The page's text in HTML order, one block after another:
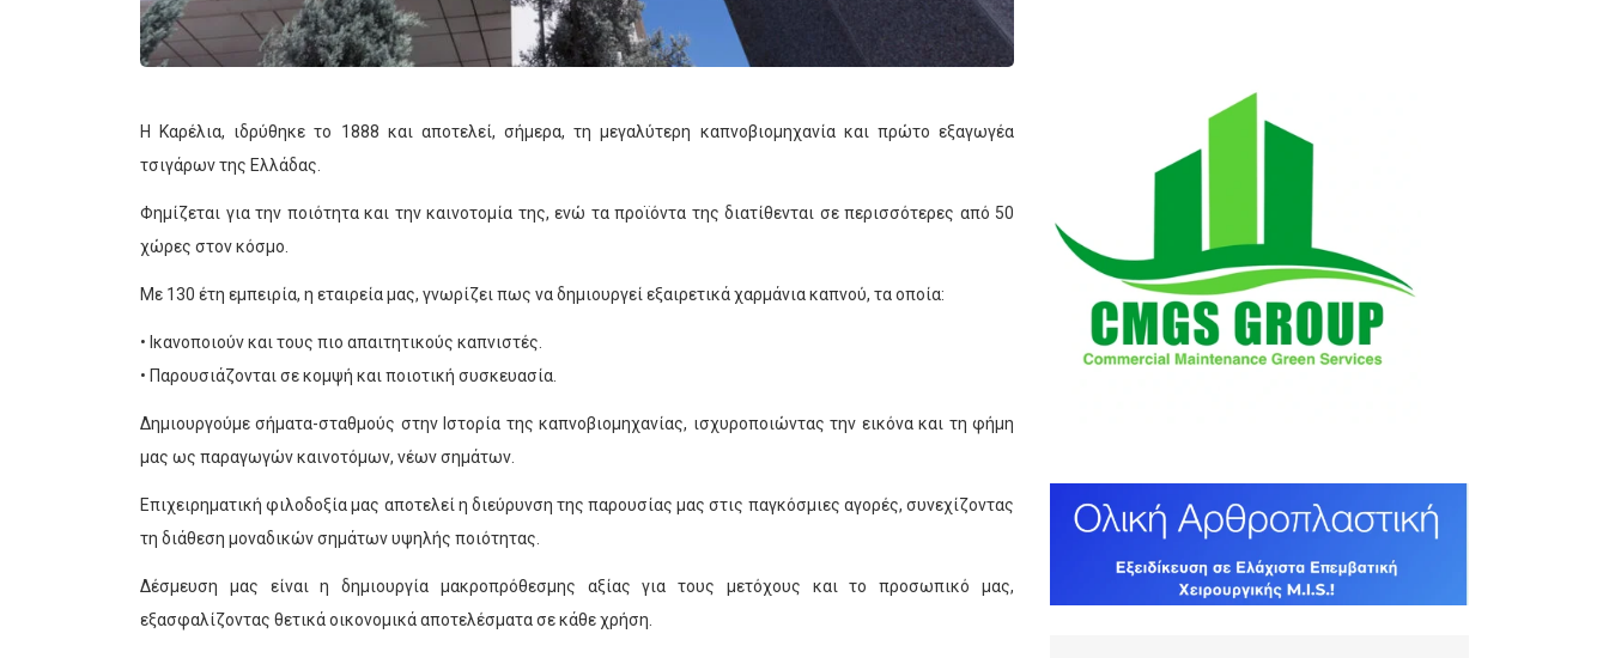
Η Καρέλια, ιδρύθηκε το 1888 και αποτελεί, σήμερα, τη μεγαλύτερη καπνοβιομηχανία και πρώτο εξαγωγέα
τσιγάρων της Ελλάδας.
Φημίζεται για την ποιότητα και την καινοτομία της, ενώ τα προϊόντα της διατίθενται σε περισσότερες από 50
χώρες στον κόσμο.
Με 130 έτη εμπειρία, η εταιρεία μας, γνωρίζει πως να δημιουργεί εξαιρετικά χαρμάνια καπνού, τα οποία:
• Ικανοποιούν και τους πιο απαιτητικούς καπνιστές.
• Παρουσιάζονται σε κομψή και ποιοτική συσκευασία.
Δημιουργούμε σήματα-σταθμούς στην Ιστορία της καπνοβιομηχανίας, ισχυροποιώντας την εικόνα και τη φήμη
μας ως παραγωγών καινοτόμων, νέων σημάτων.
Επιχειρηματική φιλοδοξία μας αποτελεί η διεύρυνση της παρουσίας μας στις παγκόσμιες αγορές, συνεχίζοντας
τη διάθεση μοναδικών σημάτων υψηλής ποιότητας.
Δέσμευση μας είναι η δημιουργία μακροπρόθεσμης αξίας για τους μετόχους και το προσωπικό μας,
εξασφαλίζοντας θετικά οικονομικά αποτελέσματα σε κάθε χρήση.